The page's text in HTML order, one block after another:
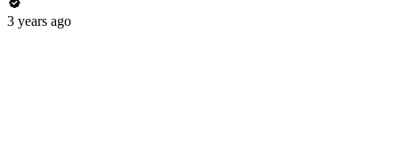
3 years ago